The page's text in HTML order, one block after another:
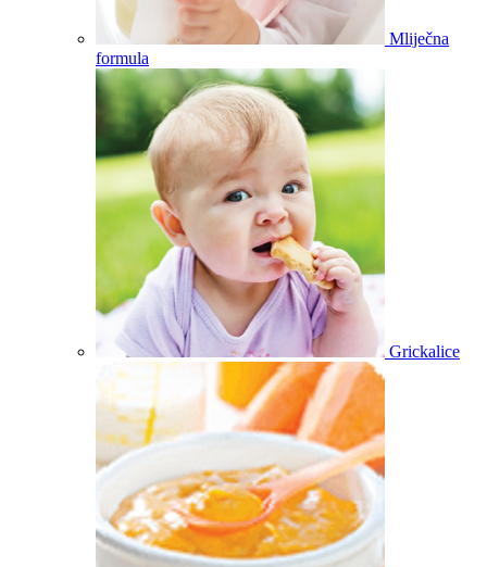
Mliječna
formula
Grickalice